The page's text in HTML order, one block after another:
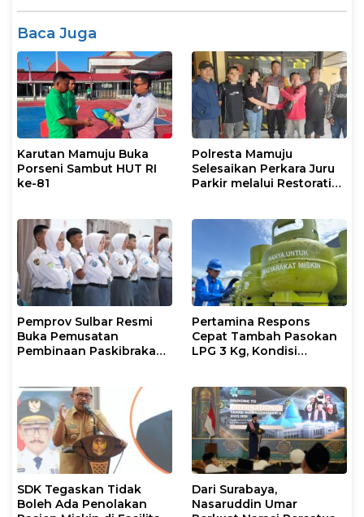
Baca Juga
Karutan Mamuju Buka
Porseni Sambut HUT RI
ke-81
Polresta Mamuju
Selesaikan Perkara Juru
Parkir melalui Restorative
Pemprov Sulbar Resmi
Buka Pemusatan
Pembinaan Paskibraka
Pertamina Respons
Cepat Tambah Pasokan
LPG 3 Kg, Kondisi
SDK Tegaskan Tidak
Boleh Ada Penolakan
Dari Surabaya,
Nasaruddin Umar